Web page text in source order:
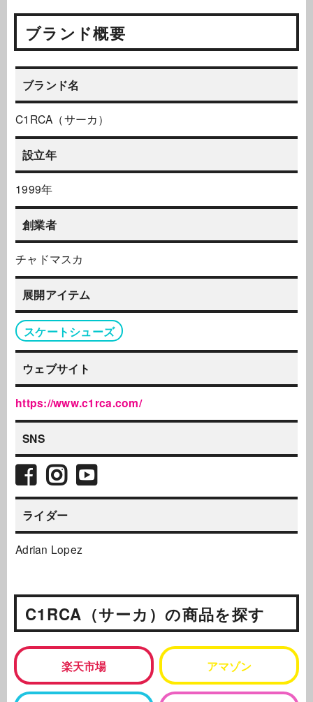
ブランド概要
ブランド名
C1RCA（サーカ）
設立年
1999年
創業者
チャドマスカ
展開アイテム
スケートシューズ
ウェブサイト
https://www.c1rca.com/
SNS
ライダー
Adrian Lopez
C1RCA（サーカ）の商品を探す
楽天市場 アマゾン